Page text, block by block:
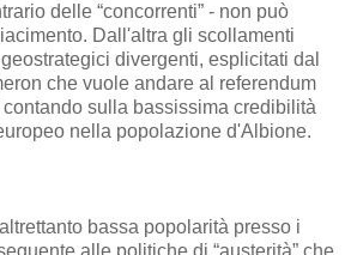
delle “concorrenti” - non può
Dall'altra gli scollamenti
divergenti, esplicitati dal
che vuole andare al referendum
contando sulla bassissima credibilità
nella popolazione d'Albione.
bassa popolarità presso i